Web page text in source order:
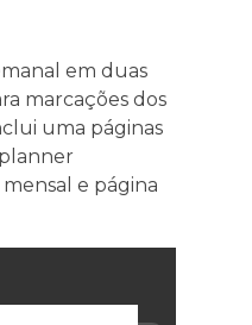
em duas
marcações dos
uma páginas
e página